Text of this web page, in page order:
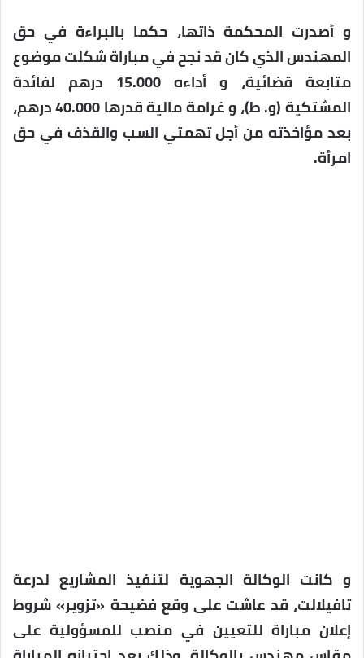
و أصدرت المحكمة ذاتها، حكما بالبراءة في حق
المهندس الذي كان قد نجح في مباراة شكلت موضوع
متابعة قضائية، و أداءه 15.000 درهم لفائدة
المشتكية (و. ط)، و غرامة مالية قدرها 40.000 درهم،
بعد مؤاخذته من أجل تهمتي السب والقذف في حق
امرأة.
و كانت الوكالة الجهوية لتنفيذ المشاريع لدرعة
تافيلالت، قد عاشت على وقع فضيحة «تزوير» شروط
إعلان مباراة للتعيين في منصب للمسؤولية على